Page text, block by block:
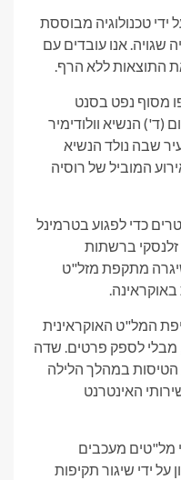
טכנולוגיה מבוססת
שגויה. אנו עובדים עם
התוצאות ללא הרף.
מסוף נפט בסנט
(ד') הנשיא וולודימיר
שבה נולד הנשיא
המוביל של רוסיה
יותר מ-1,000 קילומטרים כדי לפגוע בטרמינל
זלנסקי ברשתות
מתקפת מזל"ט
באוקראינה.
המל"ט האוקראינית
מבלי לספק פרטים. שדה
במהלך הלילה
האינטרנט
מל"טים מעכבים
ידי שיגור תקיפות